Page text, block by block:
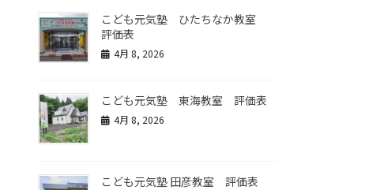
こども元気塾 ひたちなか教室
評価表
4月 8, 2026
こども元気塾 東海教室 評価表
4月 8, 2026
こども元気塾 田彦教室 評価表